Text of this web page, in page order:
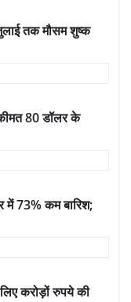
तक मौसम शुष्क
80 डॉलर के
में 73% कम बारिश;
लिए करोड़ों रुपये की